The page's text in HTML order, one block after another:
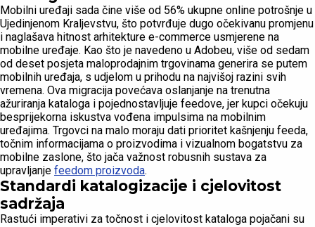
Mobilni uređaji sada čine više od 56% ukupne online potrošnje u
Ujedinjenom Kraljevstvu, što potvrđuje dugo očekivanu promjenu
i naglašava hitnost arhitekture e-commerce usmjerene na
mobilne uređaje. Kao što je navedeno u Adobeu, više od sedam
od deset posjeta maloprodajnim trgovinama generira se putem
mobilnih uređaja, s udjelom u prihodu na najvišoj razini svih
vremena. Ova migracija povećava oslanjanje na trenutna
ažuriranja kataloga i pojednostavljuje feedove, jer kupci očekuju
besprijekorna iskustva vođena impulsima na mobilnim
uređajima. Trgovci na malo moraju dati prioritet kašnjenju feeda,
točnim informacijama o proizvodima i vizualnom bogatstvu za
mobilne zaslone, što jača važnost robusnih sustava za
upravljanje feedom proizvoda.
Standardi katalogizacije i cjelovitost
sadržaja
Rastući imperativi za točnost i cjelovitost kataloga pojačani su